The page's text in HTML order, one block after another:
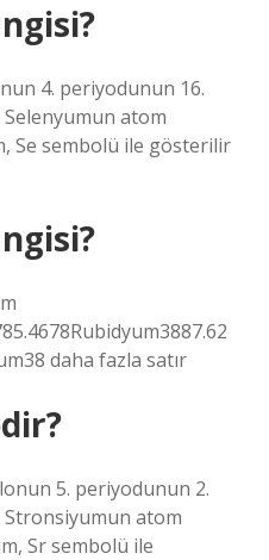
4. periyodunun 16.
atom
Se sembolü ile gösterilir
daha fazla satır
5. periyodunun 2.
atom
Sr sembolü ile